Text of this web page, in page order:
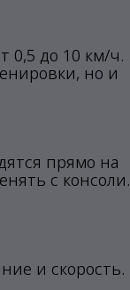
0,5 до 10 км/ч.
но и
прямо на
с консоли.
и скорость.